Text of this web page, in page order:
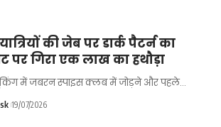
की जेब पर डार्क पैटर्न का
पर गिरा एक लाख का हथौड़ा
में जबरन स्पाइस क्लब में जोड़ने और पहले…
19/07/2026